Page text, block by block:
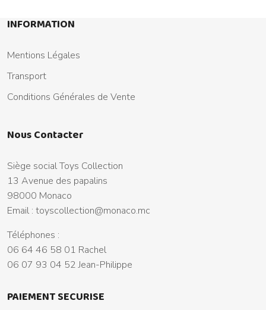
INFORMATION
Mentions Légales
Transport
Conditions Générales de Vente
Nous Contacter
Siège social Toys Collection
13 Avenue des papalins
98000 Monaco
Email : toyscollection@monaco.mc
Téléphones :
06 64 46 58 01 Rachel
06 07 93 04 52 Jean-Philippe
PAIEMENT SECURISE